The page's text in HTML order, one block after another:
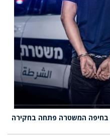
בחיפה המשטרה פתחה בחקירה